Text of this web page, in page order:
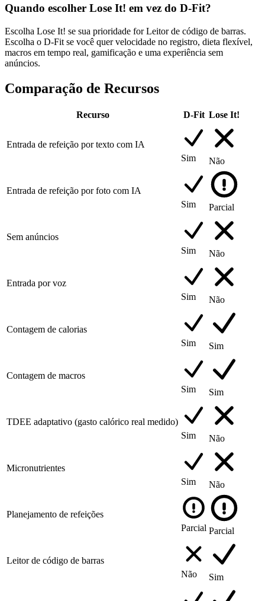
Quando escolher Lose It! em vez do D-Fit?
Escolha Lose It! se sua prioridade for Leitor de código de barras.
Escolha o D-Fit se você quer velocidade no registro, dieta flexível,
macros em tempo real, gamificação e uma experiência sem
anúncios.
Comparação de Recursos
Recurso D-Fit Lose It!
Entrada de refeição por texto com IA
Sim
Não
Entrada de refeição por foto com IA
Sim
Parcial
Sem anúncios
Sim
Não
Entrada por voz
Sim
Não
Contagem de calorias
Sim
Sim
Contagem de macros
Sim
Sim
TDEE adaptativo (gasto calórico real medido)
Sim
Não
Micronutrientes
Sim
Não
Planejamento de refeições
Parcial Parcial
Leitor de código de barras
Não
Sim